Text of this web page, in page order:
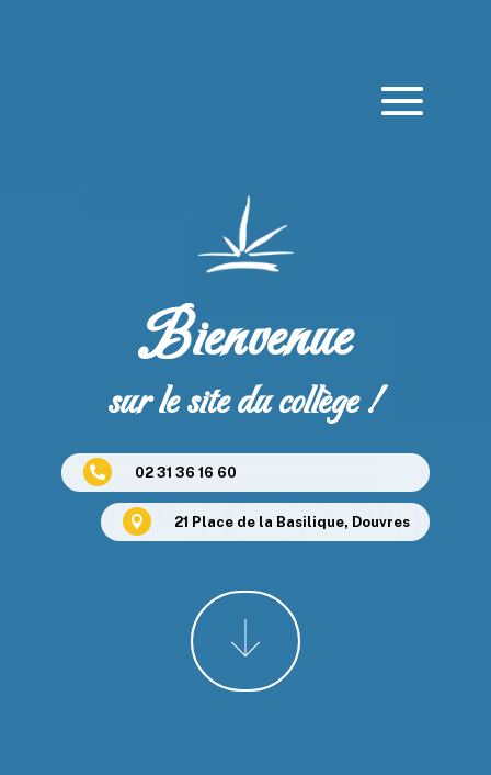
Bienvenue
sur le site du collège !
 02 31 36 16 60
 21 Place de la Basilique, Douvres